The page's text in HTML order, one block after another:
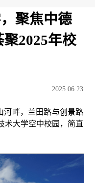
聚焦中德
2025年校
2025.06.23
河畔，兰田路与创景路
术大学空中校园，简直